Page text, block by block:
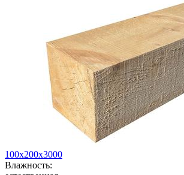
100х200х3000
Влажность: